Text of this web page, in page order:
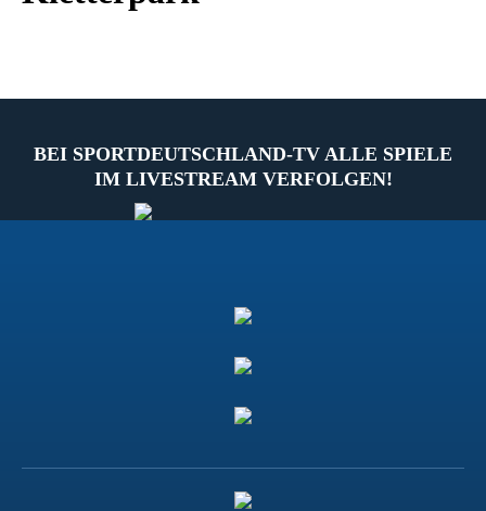
BEI SPORTDEUTSCHLAND-TV ALLE SPIELE
IM LIVESTREAM VERFOLGEN!